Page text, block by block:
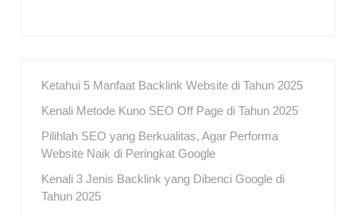
Ketahui 5 Manfaat Backlink Website di Tahun 2025
Kenali Metode Kuno SEO Off Page di Tahun 2025
Pilihlah SEO yang Berkualitas, Agar Performa
Website Naik di Peringkat Google
Kenali 3 Jenis Backlink yang Dibenci Google di
Tahun 2025